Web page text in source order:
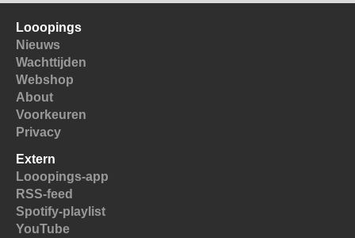
Looopings
Nieuws
Wachttijden
Webshop
About
Voorkeuren
Privacy
Extern
Looopings-app
RSS-feed
Spotify-playlist
YouTube